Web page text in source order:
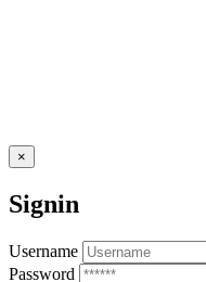
×
Signin
Username
Password